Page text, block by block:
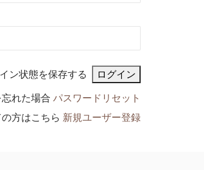
ン状態を保存する
れた場合 パスワードリセット
方はこちら 新規ユーザー登録